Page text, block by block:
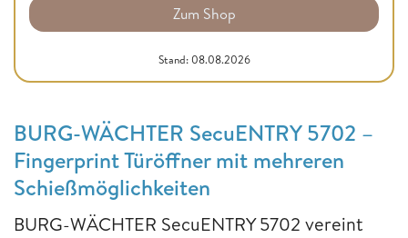
Zum Shop
Stand: 08.08.2026
BURG-WÄCHTER SecuENTRY 5702 –
Fingerprint Türöffner mit mehreren
Schießmöglichkeiten
BURG-WÄCHTER SecuENTRY 5702 vereint